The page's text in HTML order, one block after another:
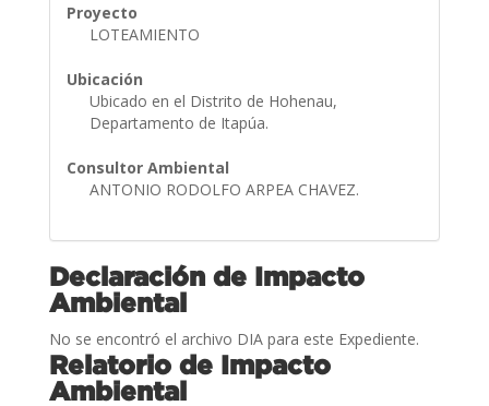
Proyecto
LOTEAMIENTO
Ubicación
Ubicado en el Distrito de Hohenau,
Departamento de Itapúa.
Consultor Ambiental
ANTONIO RODOLFO ARPEA CHAVEZ.
Declaración de Impacto
Ambiental
No se encontró el archivo DIA para este Expediente.
Relatorio de Impacto
Ambiental